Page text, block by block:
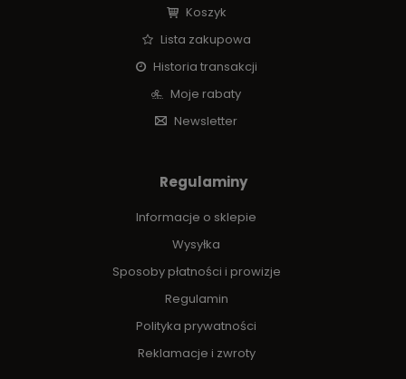
Koszyk
Lista zakupowa
Historia transakcji
Moje rabaty
Newsletter
Regulaminy
Informacje o sklepie
Wysyłka
Sposoby płatności i prowizje
Regulamin
Polityka prywatności
Reklamacje i zwroty